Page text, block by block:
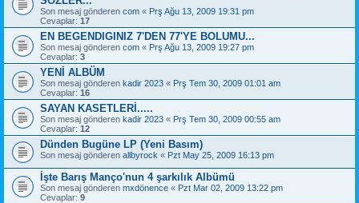
Son mesaj gönderen com « Prş Ağu 13, 2009 19:31 pm
Cevaplar: 17
EN BEGENDIGINIZ 7'DEN 77'YE BOLUMU...
Son mesaj gönderen com « Prş Ağu 13, 2009 19:27 pm
Cevaplar: 3
YENİ ALBÜM
Son mesaj gönderen kadir 2023 « Prş Tem 30, 2009 01:01 am
Cevaplar: 16
SAYAN KASETLERİ.....
Son mesaj gönderen kadir 2023 « Prş Tem 30, 2009 00:55 am
Cevaplar: 12
Dünden Bugüne LP (Yeni Basım)
Son mesaj gönderen allbyrock « Pzt May 25, 2009 16:13 pm
İşte Barış Manço'nun 4 şarkılık Albümü
Son mesaj gönderen mxdönence « Pzt Mar 02, 2009 13:22 pm
Cevaplar: 9